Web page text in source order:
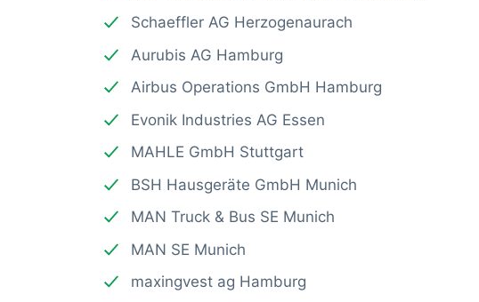
Schaeffler AG Herzogenaurach
Aurubis AG Hamburg
Airbus Operations GmbH Hamburg
Evonik Industries AG Essen
MAHLE GmbH Stuttgart
BSH Hausgeräte GmbH Munich
MAN Truck & Bus SE Munich
MAN SE Munich
maxingvest ag Hamburg